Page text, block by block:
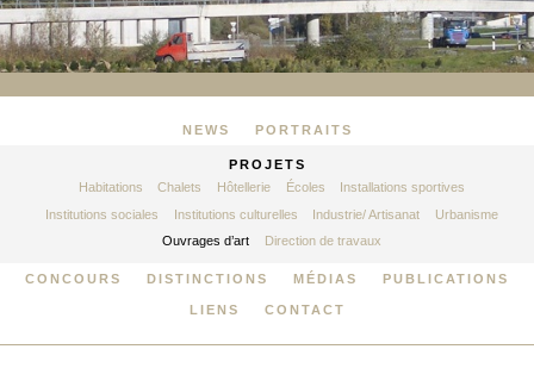
NEWS PORTRAITS
PROJETS
Habitations
Chalets Hôtellerie Écoles
Installations sportives
Institutions sociales
Institutions culturelles Industrie/ Artisanat
Urbanisme
Ouvrages d’art
Direction de travaux
CONCOURS DISTINCTIONS MÉDIAS PUBLICATIONS
LIENS CONTACT